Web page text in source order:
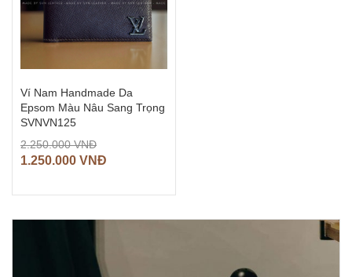
Ví Nam Handmade Da
Epsom Màu Nâu Sang Trọng
SVNVN125
2.250.000VNĐ
1.250.000 VNĐ